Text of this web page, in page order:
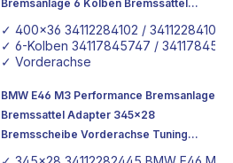
Bremsanlage 6 Kolben Bremssattel
Bremsscheibe 400x36Tuning Adapter
✓ 400x36 34112284102 / 34112284101
✓ 6-Kolben 34117845747 /
✓ Vorderachse
BMW E46 M3 Performance Bremsanlage
Bremssattel Adapter 345x28
Bremsscheibe Vorderachse Tuning
Adapter